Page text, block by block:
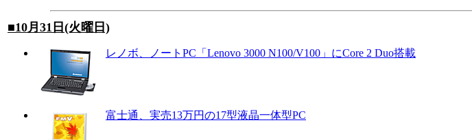
■10月31日(火曜日)
レノボ、ノートPC「Lenovo 3000 N100/V100」にCore 2 Duo搭載
富士通、実売13万円の17型液晶一体型PC